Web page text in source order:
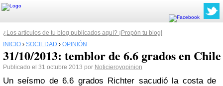
¿Los artículos de tu blog publicados aquí? ¡Propón tu blog!
INICIO › SOCIEDAD › OPINIÓN
31/10/2013: temblor de 6.6 grados en Chile
Publicado el 31 octubre 2013 por Noticieroyopinion
Un seísmo de 6.6 grados Richter sacudió la costa de